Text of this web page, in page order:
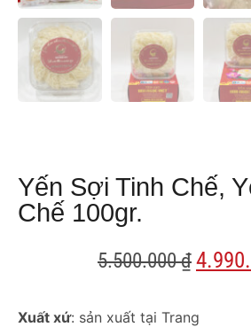
Yến Sợi Tinh Chế,
Chế 100gr.
5.500.000₫
Xuất xứ: sản xuất tại Trang